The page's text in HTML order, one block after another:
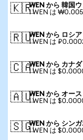
🇰🇷WEN から 韓国
1 WEN は
🇷🇺WEN から ロシ
1 WEN は
🇨🇦WEN から カナ
1 WEN は
🇦🇺WEN から オー
1 WEN は
🇸🇬WEN から シン
1 WEN は